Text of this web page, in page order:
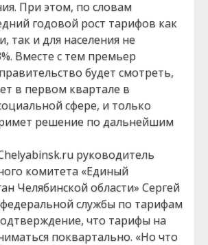
При этом, по словам
годовой рост тарифов как
так и для населения не
Вместе с тем премьер
будет смотреть,
в первом квартале в
сфере, и только
решение по дальнейшим
руководитель
комитета «Единый
Челябинской области» Сергей
службы по тарифам
что тарифы на
поквартально. «Но что